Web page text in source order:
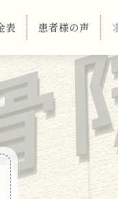
表 患者様の声